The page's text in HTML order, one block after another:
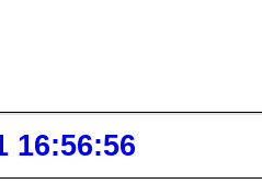
16:56:56